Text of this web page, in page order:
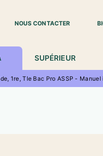
NOUS CONTACTER
SUPÉRIEUR
1re, Tle Bac Pro ASSP -